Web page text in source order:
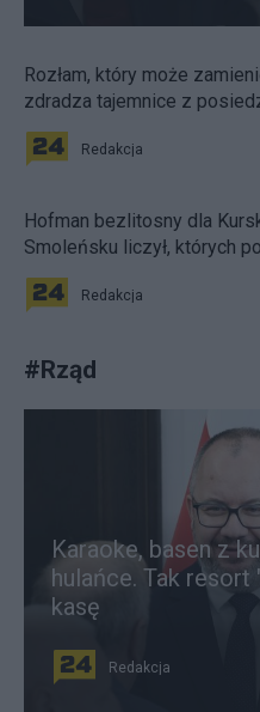
Rozłam, który może
zdradza tajemnice z
Redakcja
Hofman bezlitosny dla
Smoleńsku liczył, których
Redakcja
#Rząd
Karaoke, basen z
hulańce. Tak resort
kasę
Redakcja